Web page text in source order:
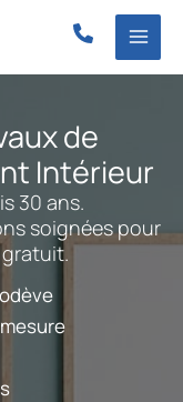
de
Intérieur
30 ans.
soignées pour